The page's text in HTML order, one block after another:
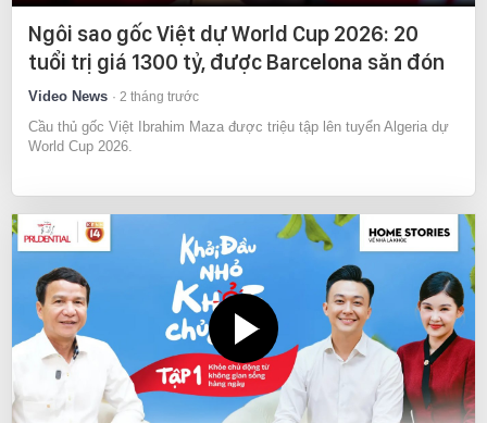
Ngôi sao gốc Việt dự World Cup 2026: 20
tuổi trị giá 1300 tỷ, được Barcelona săn đón
Video News 2 tháng trước
Cầu thủ gốc Việt Ibrahim Maza được triệu tập lên tuyển Algeria dự
World Cup 2026.